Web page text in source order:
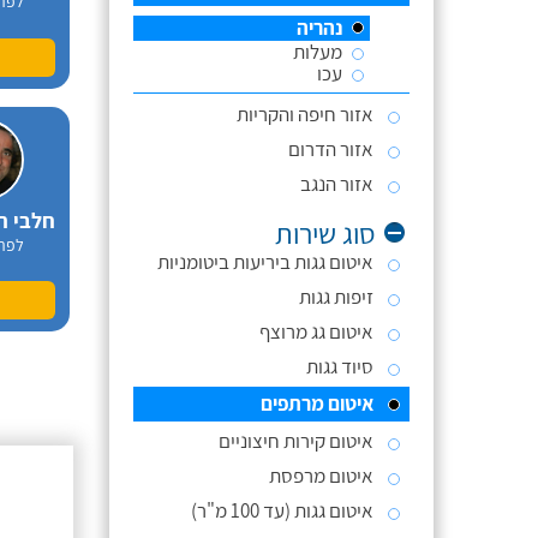
נהריה
מעלות
עכו
אזור חיפה והקריות
אזור הדרום
אזור הנגב
סוג שירות
איטום גגות ביריעות ביטומניות
זיפות גגות
איטום גג מרוצף
סיוד גגות
איטום מרתפים
איטום קירות חיצוניים
איטום מרפסת
איטום גגות (עד 100 מ"ר)
חלבי